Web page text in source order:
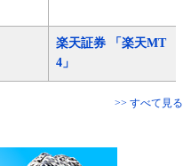
楽天証券 「楽天MT
4」
>> すべて見る